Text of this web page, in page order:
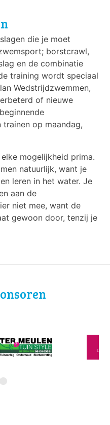
die je moet
borstcrawl,
en de combinatie
training wordt speciaal
Wedstrijdzwemmen,
of nieuwe
op maandag,
mogelijkheid prima.
natuurlijk, want je
leren in het water. Je
aan de
niet mee, want de
gewoon door, tenzij je